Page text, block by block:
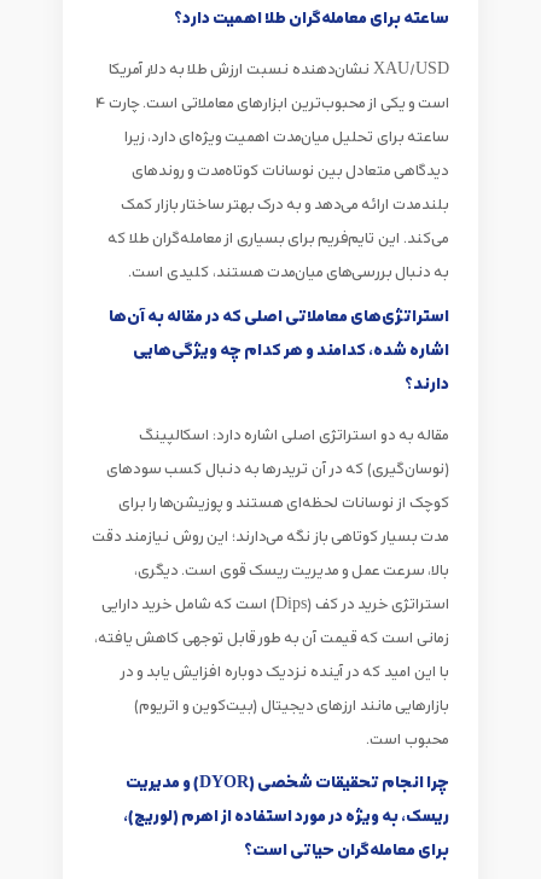
ساعته برای معامله‌گران طلا اهمیت دارد؟
XAU/USD نشان‌دهنده نسبت ارزش طلا به دلار آمریکا
است و یکی از محبوب‌ترین ابزارهای معاملاتی است. چارت 4
ساعته برای تحلیل میان‌مدت اهمیت ویژه‌ای دارد، زیرا
دیدگاهی متعادل بین نوسانات کوتاه‌مدت و روندهای
بلندمدت ارائه می‌دهد و به درک بهتر ساختار بازار کمک
می‌کند. این تایم‌فریم برای بسیاری از معامله‌گران طلا که
به دنبال بررسی‌های میان‌مدت هستند، کلیدی است.
استراتژی‌های معاملاتی اصلی که در مقاله به آن‌ها
اشاره شده، کدامند و هر کدام چه ویژگی‌هایی
دارند؟
مقاله به دو استراتژی اصلی اشاره دارد: اسکالپینگ
(نوسان‌گیری) که در آن تریدرها به دنبال کسب سودهای
کوچک از نوسانات لحظه‌ای هستند و پوزیشن‌ها را برای
مدت بسیار کوتاهی باز نگه می‌دارند؛ این روش نیازمند دقت
بالا، سرعت عمل و مدیریت ریسک قوی است. دیگری،
استراتژی خرید در کف (Dips) است که شامل خرید دارایی
زمانی است که قیمت آن به طور قابل توجهی کاهش یافته،
با این امید که در آینده نزدیک دوباره افزایش یابد و در
بازارهایی مانند ارزهای دیجیتال (بیت‌کوین و اتریوم)
محبوب است.
چرا انجام تحقیقات شخصی (DYOR) و مدیریت
ریسک، به ویژه در مورد استفاده از اهرم (لوریج)،
برای معامله‌گران حیاتی است؟